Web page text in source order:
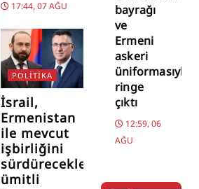
17:44, 07 AĞU
POLITIKA
İsrail,
Ermenistan
ile mevcut
işbirliğini
sürdüreceklerinde
ümitli
bayrağı
ve
Ermeni
askeri
üniformasıyla
ringe
çıktı
12:59, 06
AĞU